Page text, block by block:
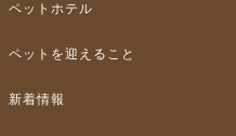
ペットホテル
ペットを迎えること
新着情報